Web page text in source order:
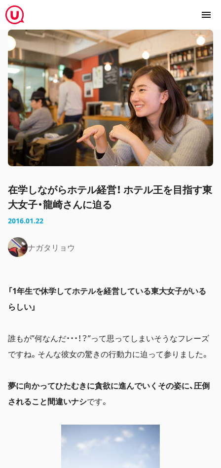
在学しながらホテル経営！ ホテル王を目指す東
大女子・龍崎さんに迫る
2016.01.22
ナガタリョウ
「1年生で休学してホテルを経営している東大女子がいる
らしい」
誰もが”何なんだ・・・！？”って思ってしまいそうなフレーズ
ですね。そんな彼女の驚きの行動力に迫って参りました。
夢に向かってひたむきに貪欲に進んでいくその姿に、圧倒
されること間違いナシです。